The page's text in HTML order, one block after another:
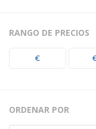
RANGO DE PRECIOS
€
ORDENAR POR